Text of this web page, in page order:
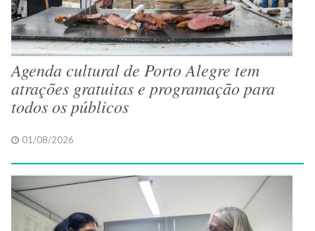
Agenda cultural de Porto Alegre tem
atrações gratuitas e programação para
todos os públicos
01/08/2026